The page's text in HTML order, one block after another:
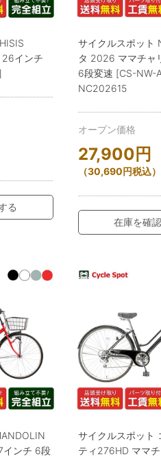
インチ
る
サイクルスポット
タ 2026 ママチャ
6段変速 [CS-NW-
NC202615
オープン価格
27,900 円
（30,690円税込）
在庫を確
ンチ 6段
サイクルスポット
ティ276HD ママ